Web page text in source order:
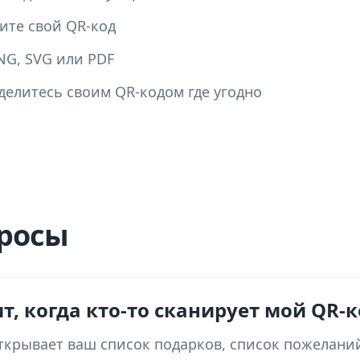
свой QR-код
SVG или PDF
своим QR-кодом где угодно
когда кто-то сканирует мой QR-
ваш список подарков, список